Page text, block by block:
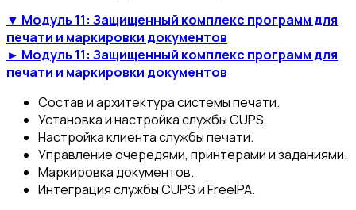
▼ Модуль 11: Защищенный комплекс программ для
печати и маркировки документов
► Модуль 11: Защищенный комплекс программ для
печати и маркировки документов
Состав и архитектура системы печати.
Установка и настройка службы CUPS.
Настройка клиента службы печати.
Управление очередями, принтерами и заданиями.
Маркировка документов.
Интеграция службы CUPS и FreeIPA.